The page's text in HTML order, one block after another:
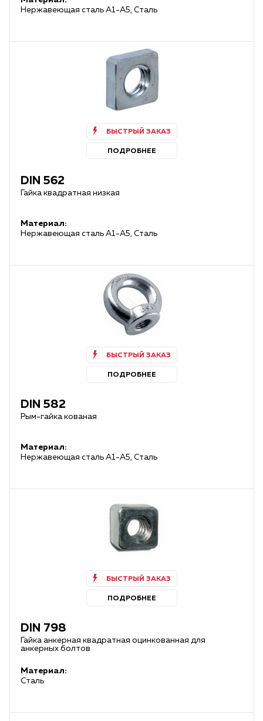
Нержавеющая сталь А1-А5, Сталь
БЫСТРЫЙ ЗАКАЗ
ПОДРОБНЕЕ
DIN 562
Гайка квадратная низкая
Материал:
Нержавеющая сталь А1-А5, Сталь
БЫСТРЫЙ ЗАКАЗ
ПОДРОБНЕЕ
DIN 582
Рым-гайка кованая
Материал:
Нержавеющая сталь А1-А5, Сталь
БЫСТРЫЙ ЗАКАЗ
ПОДРОБНЕЕ
DIN 798
Гайка анкерная квадратная оцинкованная для
анкерных болтов
Материал:
Сталь